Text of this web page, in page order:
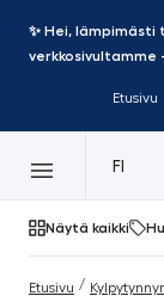
✨ Hei,
Etusivu
FI
Näytä kaikki
Etusivu /